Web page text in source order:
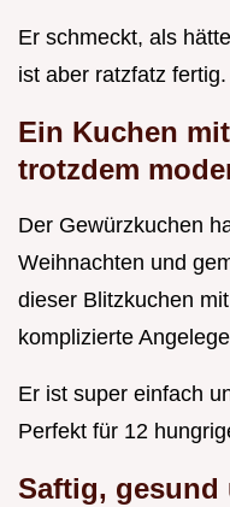
Er schmeckt, als
ist aber ratzfatz fertig.
Ein Kuchen
trotzdem
Der Gewürzkuchen
Weihnachten und
dieser Blitzkuchen
komplizierte
Er ist super einfach
Perfekt für 12
Saftig, gesund